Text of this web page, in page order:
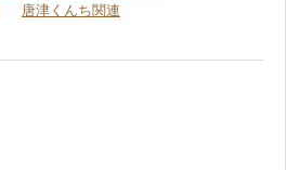
唐津くんち関連